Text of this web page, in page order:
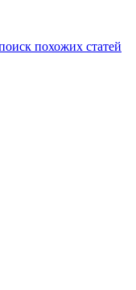
похожих статей